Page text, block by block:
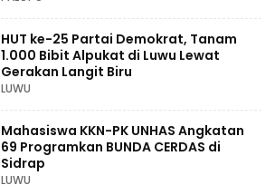
HUT ke-25 Partai Demokrat, Tanam
1.000 Bibit Alpukat di Luwu Lewat
Gerakan Langit Biru
LUWU
Mahasiswa KKN-PK UNHAS Angkatan
69 Programkan BUNDA CERDAS di
Sidrap
LUWU